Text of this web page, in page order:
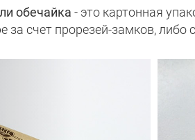
обечайка - это картонная
за счет прорезей-замков, либо